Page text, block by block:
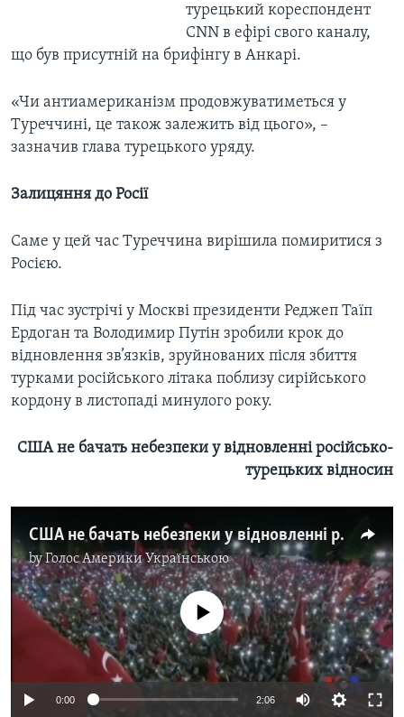
турецький кореспондент
CNN в ефірі свого каналу,
що був присутній на брифінгу в Анкарі.
«Чи антиамериканізм продовжуватиметься у
Туреччині, це також залежить від цього», –
зазначив глава турецького уряду.
Залицяння до Росії
Саме у цей час Туреччина вирішила помиритися з
Росією.
Під час зустрічі у Москві президенти Реджеп Таїп
Ердоган та Володимир Путін зробили крок до
відновлення зв’язків, зруйнованих після збиття
турками російського літака поблизу сирійського
кордону в листопаді минулого року.
США не бачать небезпеки у відновленні російсько-
турецьких відносин
США не бачать небезпеки у відновленні російсько-турецьких відносин. Відео
byГолос Америки Українською
No media source currently available
0:00 2:06